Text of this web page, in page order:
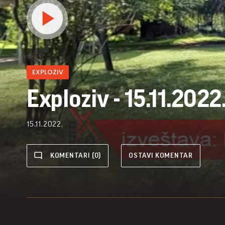
EXPLOZIV
Exploziv -
15.11.2022.
KOMENTARI (0) OSTAVI KOMENTAR